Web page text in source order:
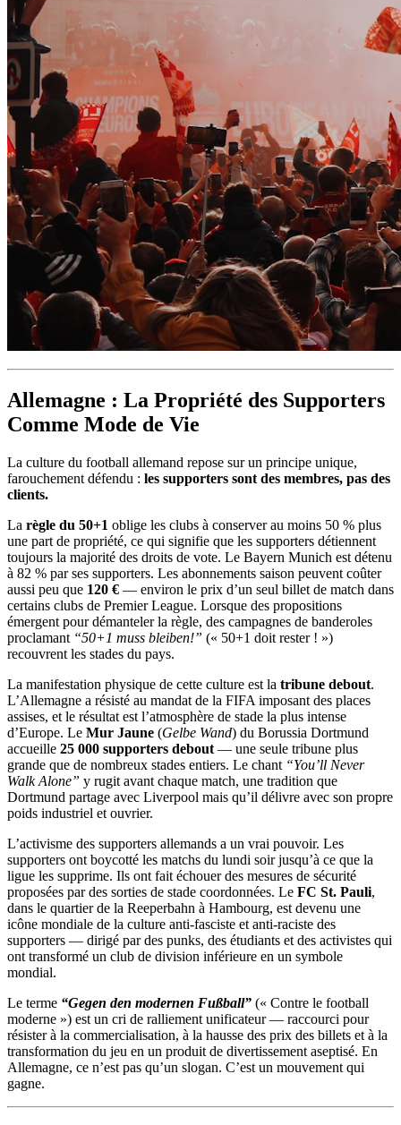
Allemagne : La Propriété des Supporters
Comme Mode de Vie
La culture du football allemand repose sur un principe unique,
farouchement défendu : les supporters sont des membres, pas des
clients.
La règle du 50+1 oblige les clubs à conserver au moins 50 % plus
une part de propriété, ce qui signifie que les supporters détiennent
toujours la majorité des droits de vote. Le Bayern Munich est détenu
à 82 % par ses supporters. Les abonnements saison peuvent coûter
aussi peu que 120 € — environ le prix d’un seul billet de match dans
certains clubs de Premier League. Lorsque des propositions
émergent pour démanteler la règle, des campagnes de banderoles
proclamant “50+1 muss bleiben!” (« 50+1 doit rester ! »)
recouvrent les stades du pays.
La manifestation physique de cette culture est la tribune debout.
L’Allemagne a résisté au mandat de la FIFA imposant des places
assises, et le résultat est l’atmosphère de stade la plus intense
d’Europe. Le Mur Jaune (Gelbe Wand) du Borussia Dortmund
accueille 25 000 supporters debout — une seule tribune plus
grande que de nombreux stades entiers. Le chant “You’ll Never
Walk Alone” y rugit avant chaque match, une tradition que
Dortmund partage avec Liverpool mais qu’il délivre avec son propre
poids industriel et ouvrier.
L’activisme des supporters allemands a un vrai pouvoir. Les
supporters ont boycotté les matchs du lundi soir jusqu’à ce que la
ligue les supprime. Ils ont fait échouer des mesures de sécurité
proposées par des sorties de stade coordonnées. Le FC St. Pauli,
dans le quartier de la Reeperbahn à Hambourg, est devenu une
icône mondiale de la culture anti-fasciste et anti-raciste des
supporters — dirigé par des punks, des étudiants et des activistes qui
ont transformé un club de division inférieure en un symbole
mondial.
Le terme “Gegen den modernen Fußball” (« Contre le football
moderne ») est un cri de ralliement unificateur — raccourci pour
résister à la commercialisation, à la hausse des prix des billets et à la
transformation du jeu en un produit de divertissement aseptisé. En
Allemagne, ce n’est pas qu’un slogan. C’est un mouvement qui
gagne.